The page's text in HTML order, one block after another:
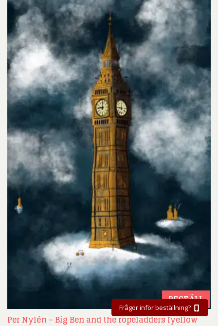
BESTÄLL
Per Nylén – Big Ben and the ropeladders (yellow
Frågor inför beställning?